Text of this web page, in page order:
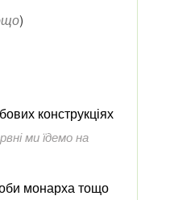
)
конструкціях
ми їдемо на
монарха тощо